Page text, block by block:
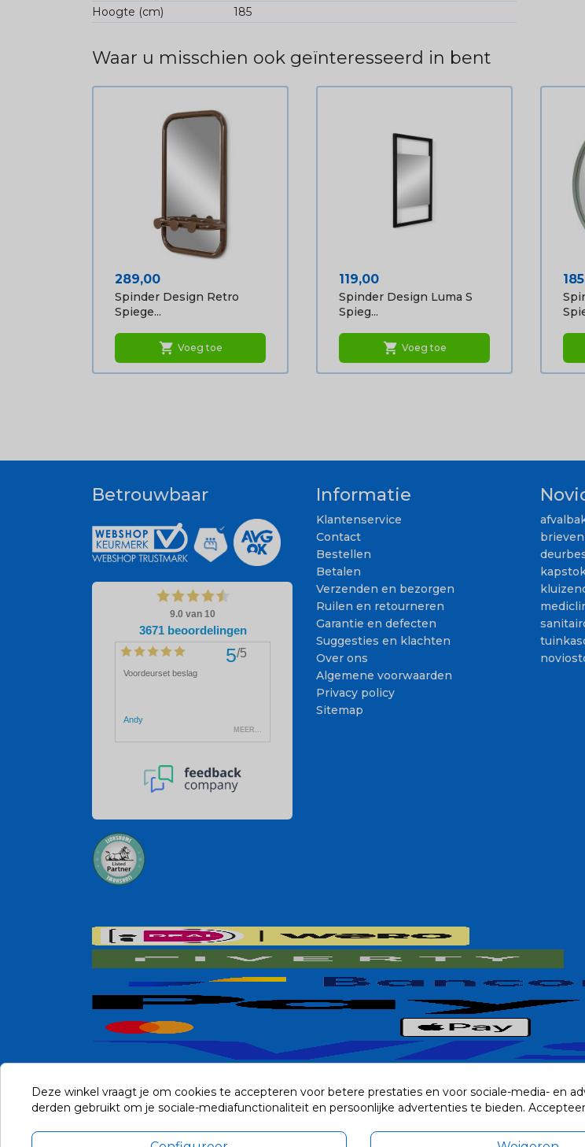
Hoogte (cm)
185
Waar u misschien ook geïnteresseerd in bent
Prijs
289,00
Spinder Design Retro
Spiege...
shopping_cart Voeg toe
Prijs
119,00
Spinder Design Luma S
Spieg...
shopping_cart Voeg toe
Betrouwbaar Informatie
Klantenservice
Contact
Bestellen
Betalen
Verzenden en bezorgen
Ruilen en retourneren
Garantie en defecten
Suggesties en klachten
Over ons
Algemene voorwaarden
Privacy policy
Sitemap
Deze winkel vraagt je om cookies te accepteren voor betere prestaties en voor sociale-media- en
derden gebruikt om je sociale-mediafunctionaliteit en persoonlijke advertenties te bieden.